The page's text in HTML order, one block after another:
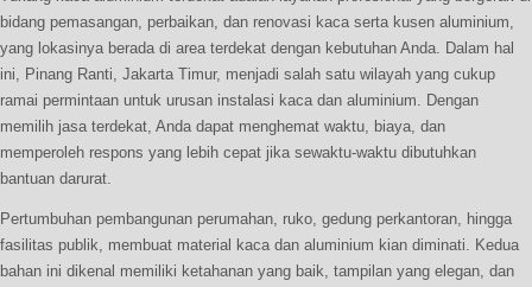
bidang pemasangan, perbaikan, dan renovasi kaca serta kusen aluminium,
yang lokasinya berada di area terdekat dengan kebutuhan Anda. Dalam hal
ini, Pinang Ranti, Jakarta Timur, menjadi salah satu wilayah yang cukup
ramai permintaan untuk urusan instalasi kaca dan aluminium. Dengan
memilih jasa terdekat, Anda dapat menghemat waktu, biaya, dan
memperoleh respons yang lebih cepat jika sewaktu-waktu dibutuhkan
bantuan darurat.
Pertumbuhan pembangunan perumahan, ruko, gedung perkantoran, hingga
fasilitas publik, membuat material kaca dan aluminium kian diminati. Kedua
bahan ini dikenal memiliki ketahanan yang baik, tampilan yang elegan, dan